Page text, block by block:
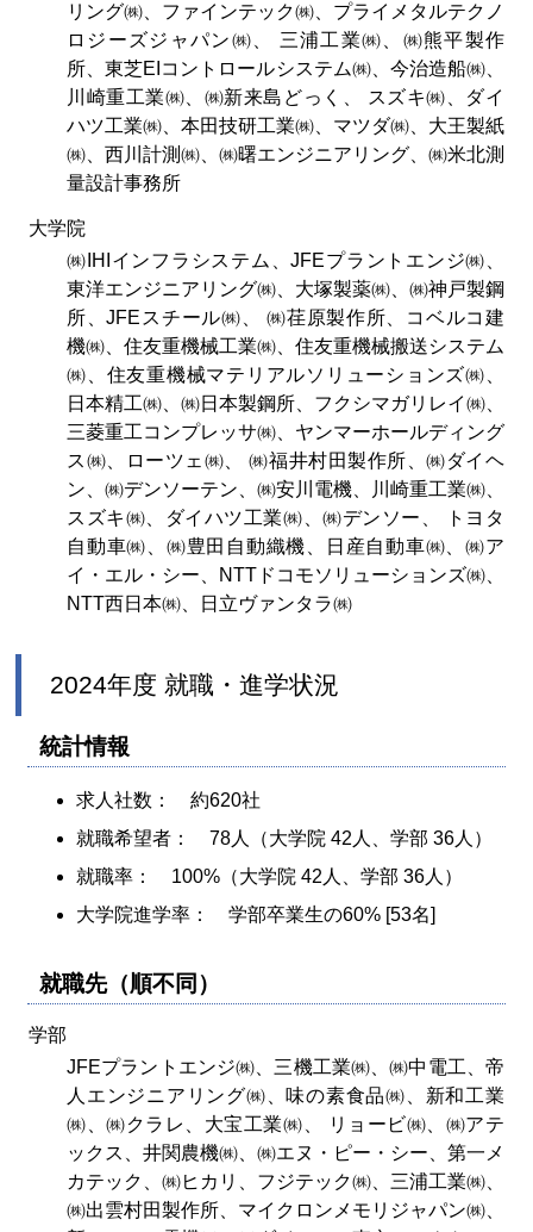
リング㈱、ファインテック㈱、プライメタルテクノ
ロジーズジャパン㈱、 三浦工業㈱、㈱熊平製作
所、東芝EIコントロールシステム㈱、今治造船㈱、
川崎重工業㈱、㈱新来島どっく、 スズキ㈱、ダイ
ハツ工業㈱、本田技研工業㈱、マツダ㈱、大王製紙
㈱、西川計測㈱、㈱曙エンジニアリング、㈱米北測
量設計事務所
大学院
㈱IHIインフラシステム、JFEプラントエンジ㈱、
東洋エンジニアリング㈱、大塚製薬㈱、㈱神戸製鋼
所、JFEスチール㈱、 ㈱荏原製作所、コベルコ建
機㈱、住友重機械工業㈱、住友重機械搬送システム
㈱、住友重機械マテリアルソリューションズ㈱、
日本精工㈱、㈱日本製鋼所、フクシマガリレイ㈱、
三菱重工コンプレッサ㈱、ヤンマーホールディング
ス㈱、ローツェ㈱、 ㈱福井村田製作所、㈱ダイヘ
ン、㈱デンソーテン、㈱安川電機、川崎重工業㈱、
スズキ㈱、ダイハツ工業㈱、㈱デンソー、 トヨタ
自動車㈱、㈱豊田自動織機、日産自動車㈱、㈱ア
イ・エル・シー、NTTドコモソリューションズ㈱、
NTT西日本㈱、日立ヴァンタラ㈱
2024年度 就職・進学状況
統計情報
求人社数： 約620社
就職希望者： 78人（大学院 42人、学部 36人）
就職率： 100%（大学院 42人、学部 36人）
大学院進学率： 学部卒業生の60% [53名]
就職先（順不同）
学部
JFEプラントエンジ㈱、三機工業㈱、㈱中電工、帝
人エンジニアリング㈱、味の素食品㈱、新和工業
㈱、㈱クラレ、大宝工業㈱、 リョービ㈱、㈱アテ
ックス、井関農機㈱、㈱エヌ・ピー・シー、第一メ
カテック、㈱ヒカリ、フジテック㈱、三浦工業㈱、
㈱出雲村田製作所、マイクロンメモリジャパン㈱、